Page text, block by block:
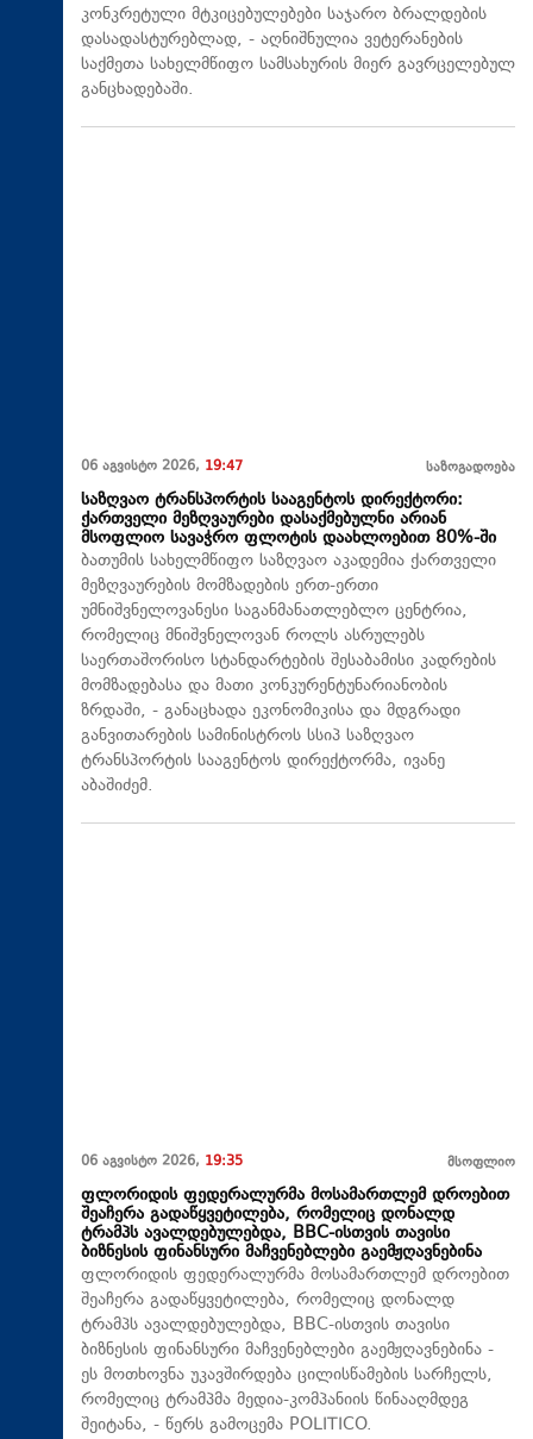
კონკრეტული მტკიცებულებები საჯარო ბრალდების
დასადასტურებლად, - აღნიშნულია ვეტერანების
საქმეთა სახელმწიფო სამსახურის მიერ გავრცელებულ
განცხადებაში.
06 აგვისტო 2026, 19:47 საზოგადოება
საზღვაო ტრანსპორტის სააგენტოს დირექტორი:
ქართველი მეზღვაურები დასაქმებულნი არიან
მსოფლიო სავაჭრო ფლოტის დაახლოებით 80%-ში
ბათუმის სახელმწიფო საზღვაო აკადემია ქართველი
მეზღვაურების მომზადების ერთ-ერთი
უმნიშვნელოვანესი საგანმანათლებლო ცენტრია,
რომელიც მნიშვნელოვან როლს ასრულებს
საერთაშორისო სტანდარტების შესაბამისი კადრების
მომზადებასა და მათი კონკურენტუნარიანობის
ზრდაში, - განაცხადა ეკონომიკისა და მდგრადი
განვითარების სამინისტროს სსიპ საზღვაო
ტრანსპორტის სააგენტოს დირექტორმა, ივანე
აბაშიძემ.
06 აგვისტო 2026, 19:35 მსოფლიო
ფლორიდის ფედერალურმა მოსამართლემ დროებით
შეაჩერა გადაწყვეტილება, რომელიც დონალდ
ტრამპს ავალდებულებდა, BBC-ისთვის თავისი
ბიზნესის ფინანსური მაჩვენებლები გაემჟღავნებინა
ფლორიდის ფედერალურმა მოსამართლემ დროებით
შეაჩერა გადაწყვეტილება, რომელიც დონალდ
ტრამპს ავალდებულებდა, BBC-ისთვის თავისი
ბიზნესის ფინანსური მაჩვენებლები გაემჟღავნებინა -
ეს მოთხოვნა უკავშირდება ცილისწამების სარჩელს,
რომელიც ტრამპმა მედია-კომპანიის წინააღმდეგ
შეიტანა, - წერს გამოცემა POLITICO.